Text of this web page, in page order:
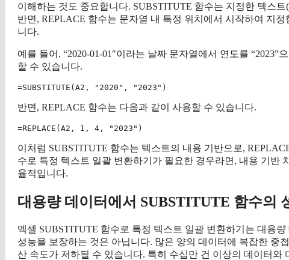
이해하는 것도 중요합니다. SUBSTITUTE 함수는 지정한 텍스
반면, REPLACE 함수는 문자열 내 특정 위치에서 시작하여 지
니다.
예를 들어, “2020-01-01″이라는 날짜 문자열에서 연도를
할 수 있습니다.
반면, REPLACE 함수는 다음과 같이 사용할 수 있습니다.
이처럼 SUBSTITUTE 함수는 텍스트의 내용 기반으로,
수로 특정 텍스트 일괄 변환하기가 필요한 경우라면, 내용 기반
율적입니다.
대용량 데이터에서 SUBSTITUTE 함수의
엑셀 SUBSTITUTE 함수로 특정 텍스트 일괄 변환하기는 대용
성능을 보장하는 것은 아닙니다. 많은 양의 데이터에 복잡한 중
산 속도가 저하될 수 있습니다. 특히 수십만 건 이상의 데이터